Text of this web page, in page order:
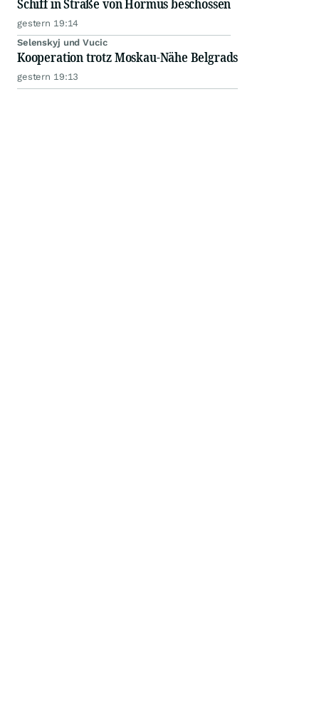
Schiff in Straße von Hormus beschossen
gestern 19:14
Selenskyj und Vucic
Kooperation trotz Moskau-Nähe Belgrads
gestern 19:13